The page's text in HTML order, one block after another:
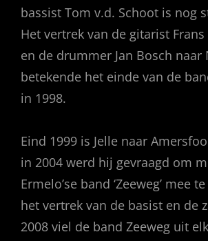
bassist Tom v.d. Schoot is nog
Het vertrek van de gitarist
en de drummer Jan Bosch naar
betekende het einde van de
in 1998.
Eind 1999 is Jelle naar
in 2004 werd hij gevraagd om
Ermelo’se band ‘Zeeweg’ mee
het vertrek van de basist en de
2008 viel de band Zeeweg uit